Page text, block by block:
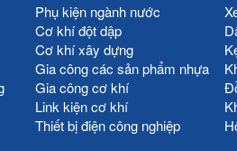
Phụ kiện ngành nước
Cơ khí đột dập
Cơ khí xây dựng
Gia công các sản phẩm nhựa
Gia công cơ khí
Link kiện cơ khí
Thiết bị điện công nghiệp